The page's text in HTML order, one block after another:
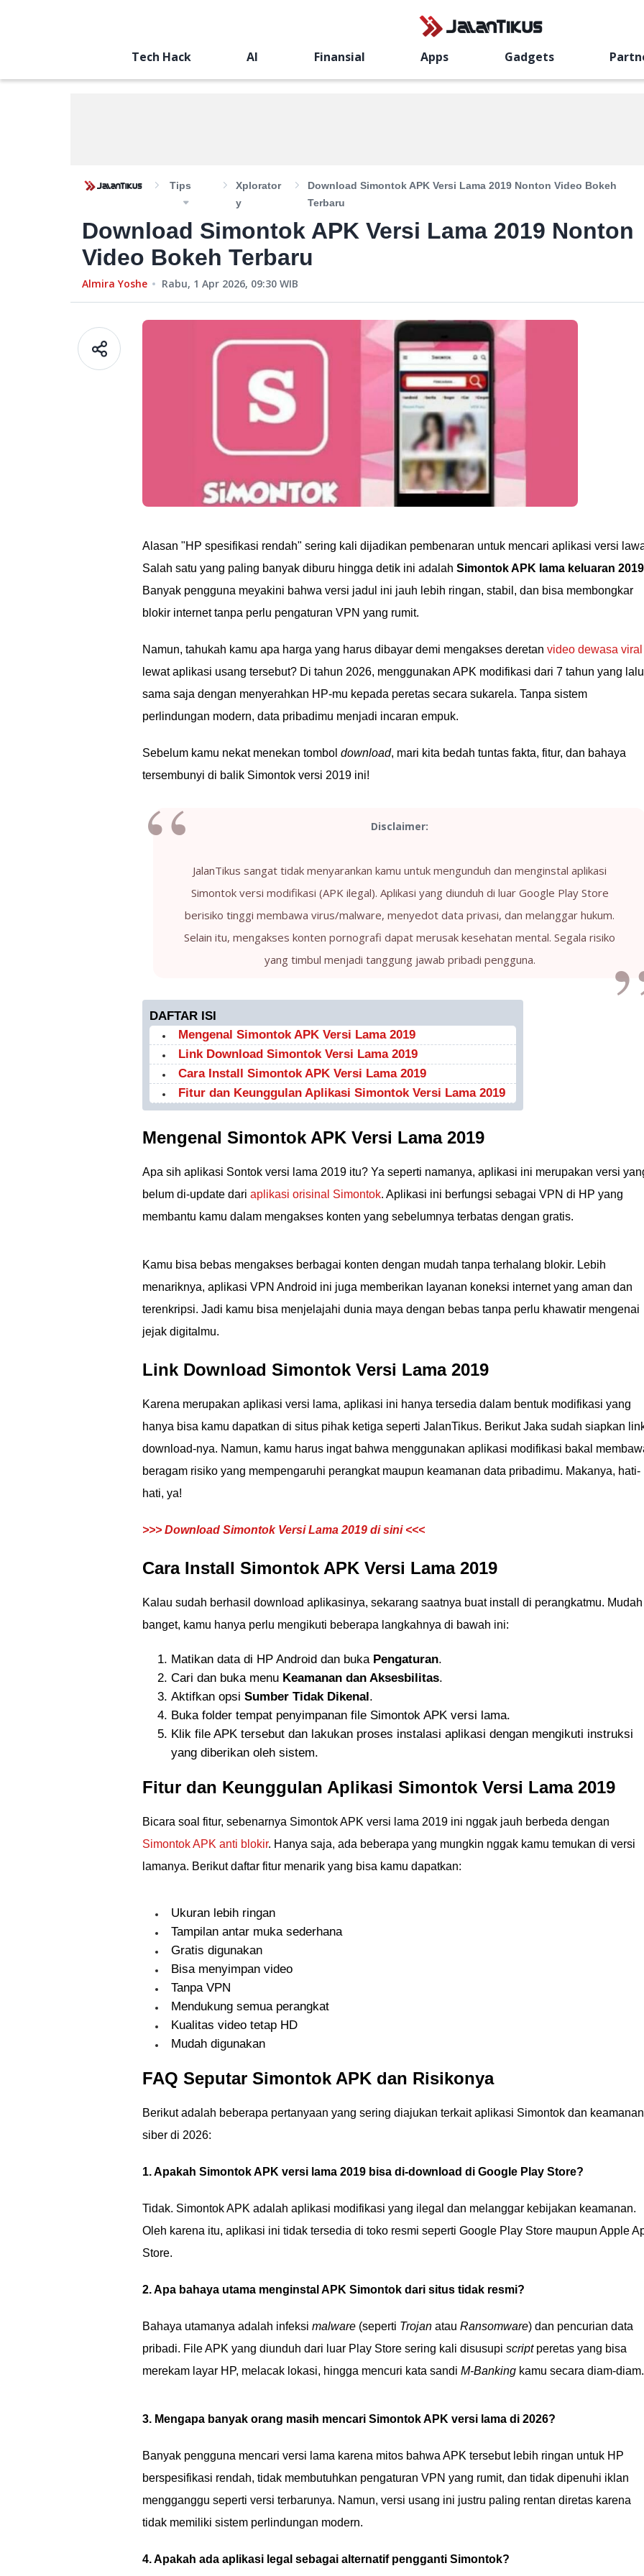
Tech Hack AI Finansial Apps Gadgets
Tips
Xplorator
Y
Download Simontok APK Versi Lama 2019 Nonton Video Bokeh
Terbaru
Download Simontok APK Versi Lama 2019 Nonton
Video Bokeh Terbaru
Almira Yoshe Rabu, 1 Apr 2026, 09:30 WIB
Alasan "HP spesifikasi rendah" sering kali dijadikan pembenaran untuk mencari aplikasi versi
Salah satu yang paling banyak diburu hingga detik ini adalah Simontok APK lama keluaran 2019
Banyak pengguna meyakini bahwa versi jadul ini jauh lebih ringan, stabil, dan bisa membongkar
blokir internet tanpa perlu pengaturan VPN yang rumit.
Namun, tahukah kamu apa harga yang harus dibayar demi mengakses deretan video dewasa viral
lewat aplikasi usang tersebut? Di tahun 2026, menggunakan APK modifikasi dari 7 tahun yang lalu
sama saja dengan menyerahkan HP-mu kepada peretas secara sukarela. Tanpa sistem
perlindungan modern, data pribadimu menjadi incaran empuk.
Sebelum kamu nekat menekan tombol download, mari kita bedah tuntas fakta, fitur, dan bahaya
tersembunyi di balik Simontok versi 2019 ini!
Disclaimer:
JalanTikus sangat tidak menyarankan kamu untuk mengunduh dan menginstal aplikasi
Simontok versi modifikasi (APK ilegal). Aplikasi yang diunduh di luar Google Play Store
berisiko tinggi membawa virus/malware, menyedot data privasi, dan melanggar hukum.
Selain itu, mengakses konten pornografi dapat merusak kesehatan mental. Segala risiko
yang timbul menjadi tanggung jawab pribadi pengguna.
DAFTAR ISI
Mengenal Simontok APK Versi Lama 2019
Link Download Simontok Versi Lama 2019
Cara Install Simontok APK Versi Lama 2019
Fitur dan Keunggulan Aplikasi Simontok Versi Lama 2019
Mengenal Simontok APK Versi Lama 2019
Apa sih aplikasi Sontok versi lama 2019 itu? Ya seperti namanya, aplikasi ini merupakan versi
belum di-update dari aplikasi orisinal Simontok. Aplikasi ini berfungsi sebagai VPN di HP yang
membantu kamu dalam mengakses konten yang sebelumnya terbatas dengan gratis.
Kamu bisa bebas mengakses berbagai konten dengan mudah tanpa terhalang blokir. Lebih
menariknya, aplikasi VPN Android ini juga memberikan layanan koneksi internet yang aman dan
terenkripsi. Jadi kamu bisa menjelajahi dunia maya dengan bebas tanpa perlu khawatir mengenai
jejak digitalmu.
Link Download Simontok Versi Lama 2019
Karena merupakan aplikasi versi lama, aplikasi ini hanya tersedia dalam bentuk modifikasi yang
hanya bisa kamu dapatkan di situs pihak ketiga seperti JalanTikus. Berikut Jaka sudah siapkan
download-nya. Namun, kamu harus ingat bahwa menggunakan aplikasi modifikasi bakal
beragam risiko yang mempengaruhi perangkat maupun keamanan data pribadimu. Makanya, hati-
hati, ya!
>>> Download Simontok Versi Lama 2019 di sini <<<
Cara Install Simontok APK Versi Lama 2019
Kalau sudah berhasil download aplikasinya, sekarang saatnya buat install di perangkatmu. Mudah
banget, kamu hanya perlu mengikuti beberapa langkahnya di bawah ini:
Matikan data di HP Android dan buka Pengaturan.
Cari dan buka menu Keamanan dan Aksesbilitas.
Aktifkan opsi Sumber Tidak Dikenal.
Buka folder tempat penyimpanan file Simontok APK versi lama.
Klik file APK tersebut dan lakukan proses instalasi aplikasi dengan mengikuti instruksi
yang diberikan oleh sistem.
Fitur dan Keunggulan Aplikasi Simontok Versi Lama 2019
Bicara soal fitur, sebenarnya Simontok APK versi lama 2019 ini nggak jauh berbeda dengan
Simontok APK anti blokir. Hanya saja, ada beberapa yang mungkin nggak kamu temukan di versi
lamanya. Berikut daftar fitur menarik yang bisa kamu dapatkan:
Ukuran lebih ringan
Tampilan antar muka sederhana
Gratis digunakan
Bisa menyimpan video
Tanpa VPN
Mendukung semua perangkat
Kualitas video tetap HD
Mudah digunakan
FAQ Seputar Simontok APK dan Risikonya
Berikut adalah beberapa pertanyaan yang sering diajukan terkait aplikasi Simontok dan keamanan
siber di 2026:
1. Apakah Simontok APK versi lama 2019 bisa di-download di Google Play Store?
Tidak. Simontok APK adalah aplikasi modifikasi yang ilegal dan melanggar kebijakan keamanan.
Oleh karena itu, aplikasi ini tidak tersedia di toko resmi seperti Google Play Store maupun Apple
Store.
2. Apa bahaya utama menginstal APK Simontok dari situs tidak resmi?
Bahaya utamanya adalah infeksi malware (seperti Trojan atau Ransomware) dan pencurian data
pribadi. File APK yang diunduh dari luar Play Store sering kali disusupi scriptperetas yang bisa
merekam layar HP, melacak lokasi, hingga mencuri kata sandi M-Banking kamu secara diam-diam.
3. Mengapa banyak orang masih mencari Simontok APK versi lama di 2026?
Banyak pengguna mencari versi lama karena mitos bahwa APK tersebut lebih ringan untuk HP
berspesifikasi rendah, tidak membutuhkan pengaturan VPN yang rumit, dan tidak dipenuhi iklan
mengganggu seperti versi terbarunya. Namun, versi usang ini justru paling rentan diretas karena
tidak memiliki sistem perlindungan modern.
4. Apakah ada aplikasi legal sebagai alternatif pengganti Simontok?